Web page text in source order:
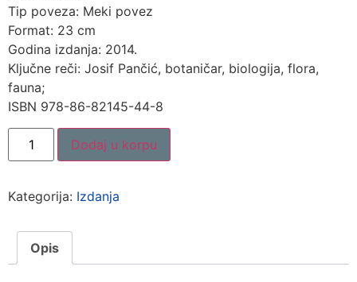
Tip poveza: Meki povez
Format: 23 cm
Godina izdanja: 2014.
Ključne reči: Josif Pančić, botaničar, biologija, flora,
fauna;
ISBN 978-86-82145-44-8
Dodaj u korpu
Kategorija: Izdanja
Opis